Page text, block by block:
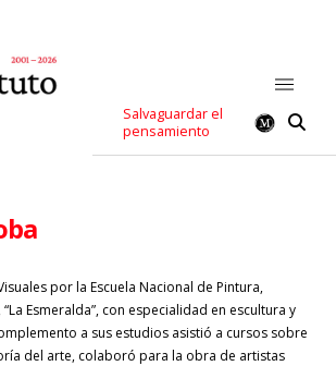
Salvaguardar el
pensamiento
por la Escuela Nacional de Pintura,
Esmeralda”, con especialidad en escultura y
a sus estudios asistió a cursos sobre
del arte, colaboró para la obra de artistas